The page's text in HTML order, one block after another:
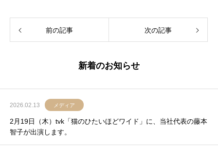
前の記事 次の記事
新着のお知らせ
2026.02.13 メディア
2月19日（木）tvk「猫のひたいほどワイド」に、当社代表の藤本
智子が出演します。